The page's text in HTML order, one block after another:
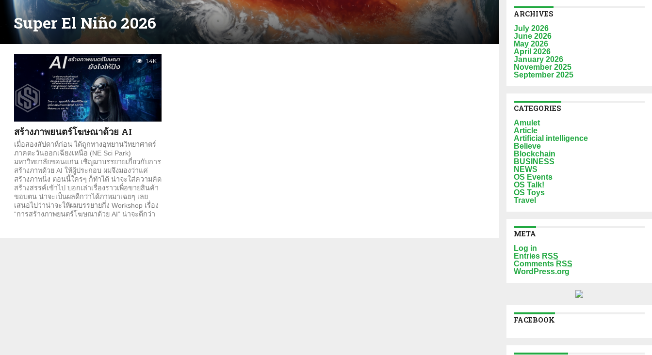
Super El Niño 2026
1.4K
สร้างภาพยนตร์โฆษณาด้วย AI
เมื่อสองสัปดาห์ก่อน ได้ถูกทางอุทยานวิทยาศาตร์
ภาคตะวันออกเฉียงเหนือ (NE Sci Park)
มหาวิทยาลัยขอนแก่น เชิญมาบรรยายเกี่ยวกับการ
สร้างภาพด้วย AI ให้ผู้ประกอบ ผมจึงมองว่าแค่
สร้างภาพนิ่ง ตอนนี้ใครๆ ก็ทำได้ น่าจะใส่ความคิด
สร้างสรรค์เข้าไป บอกเล่าเรื่องราวเพื่อขายสินค้า
ขอบตน น่าจะเป็นผลดีกว่าได้ภาพมาเฉยๆ เลย
เสนอไปว่าน่าจะให้ผมบรรยายกึ่ง Workshop เรื่อง
“การสร้างภาพยนตร์โฆษณาด้วย AI” น่าจะดีกว่า
ARCHIVES
July 2026
June 2026
May 2026
April 2026
January 2026
November 2025
September 2025
CATEGORIES
Amulet
Article
Artificial intelligence
Believe
Blockchain
BUSINESS
NEWS
OS Events
OS Talk!
OS Toys
Travel
META
Log in
Entries RSS
Comments RSS
WordPress.org
FACEBOOK